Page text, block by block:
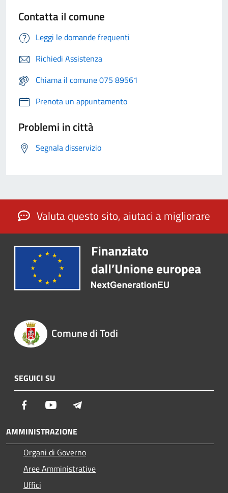
Contatta il comune
Leggi le domande frequenti
Richiedi Assistenza
Chiama il comune 075 89561
Prenota un appuntamento
Problemi in città
Segnala disservizio
Valuta questo sito, aiutaci a migliorare
Comune di Todi
SEGUICI SU
Facebook Youtube
AMMINISTRAZIONE
Organi di Governo
Aree Amministrative
Uffici